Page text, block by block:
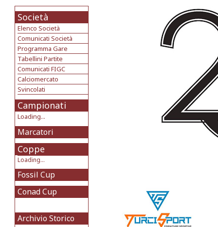
Società
Elenco Società
Comunicati Società
Programma Gare
Tabellini Partite
Comunicati FIGC
Calciomercato
Svincolati
Campionati
Loading...
Marcatori
Coppe
Loading...
Fossil Cup
Conad Cup
Archivio Storico